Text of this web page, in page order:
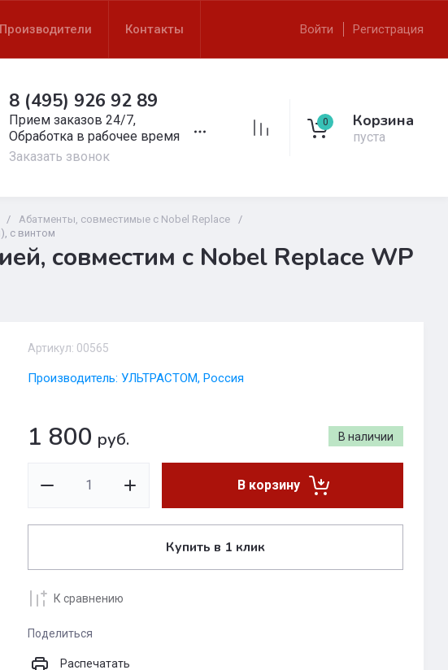
Производители Контакты Войти Регистрация
8 (495) 926 92 89
Прием заказов 24/7,
Обработка в рабочее время
Заказать звонок
0 Корзина
пуста
/ Абатменты, совместимые с Nobel Replace
/
с винтом
совместим с Nobel Replace WP
Артикул: 00565
Производитель: УЛЬТРАСТОМ, Россия
В наличии
1 800 руб.
В корзину
Купить в 1 клик
К сравнению
Поделиться
Распечатать